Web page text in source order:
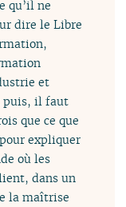
qu’il ne
dire le Libre
et
puis, il faut
que ce que
expliquer
où les
dans un
la maîtrise